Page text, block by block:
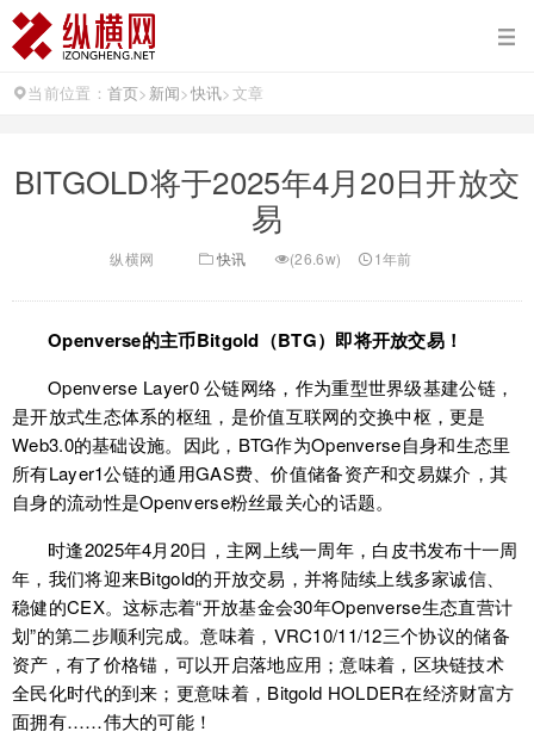
当前位置： 首页> 新闻>快讯>文章
BITGOLD将于2025年4月20日开放交
易
纵横网 快讯 (26.6w) 1年前
Openverse的主币Bitgold（BTG）即将开放交易！
Openverse Layer0 公链网络，作为重型世界级基建公链，
是开放式生态体系的枢纽，是价值互联网的交换中枢，更是
Web3.0的基础设施。因此，BTG作为Openverse自身和生态里
所有Layer1公链的通用GAS费、价值储备资产和交易媒介，其
自身的流动性是Openverse粉丝最关心的话题。
时逢2025年4月20日，主网上线一周年，白皮书发布十一周
年，我们将迎来Bitgold的开放交易，并将陆续上线多家诚信、
稳健的CEX。这标志着“开放基金会30年Openverse生态直营计
划”的第二步顺利完成。意味着，VRC10/11/12三个协议的储备
资产，有了价格锚，可以开启落地应用；意味着，区块链技术
全民化时代的到来；更意味着，Bitgold HOLDER在经济财富方
面拥有……伟大的可能！